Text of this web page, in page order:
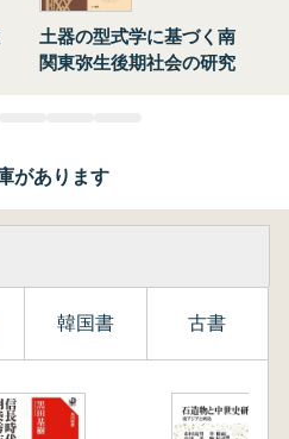
土器の型式学に基づく南
関東弥生後期社会の研究
があります
韓国書 古書